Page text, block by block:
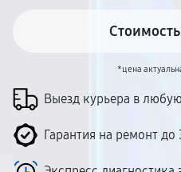
*цена
Выезд курьера в
Гарантия на ремонт до